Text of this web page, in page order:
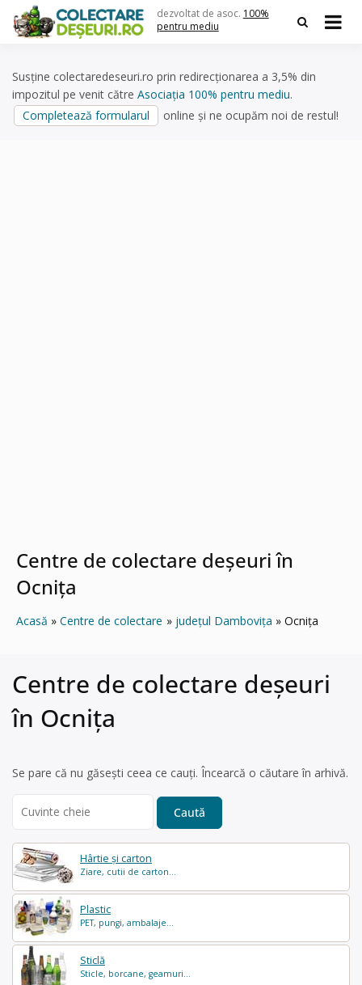
content
dezvoltat de asoc. 100%
pentru mediu
Susține colectaredeseuri.ro prin redirecționarea a 3,5% din
impozitul pe venit către Asociația 100% pentru mediu.
Completează formularul
online și ne ocupăm noi de restul!
Centre de colectare deșeuri în
Ocniţa
Acasă Centre de colectare județul Dambovița Ocniţa
Hârtie și carton
Ziare, cutii de carton...
Plastic
PET, pungi, ambalaje...
Sticlă
Sticle, borcane, geamuri...
Centre de colectare deșeuri
în Ocniţa
Se pare că nu găsești ceea ce cauți. Încearcă o căutare în arhivă.
for: